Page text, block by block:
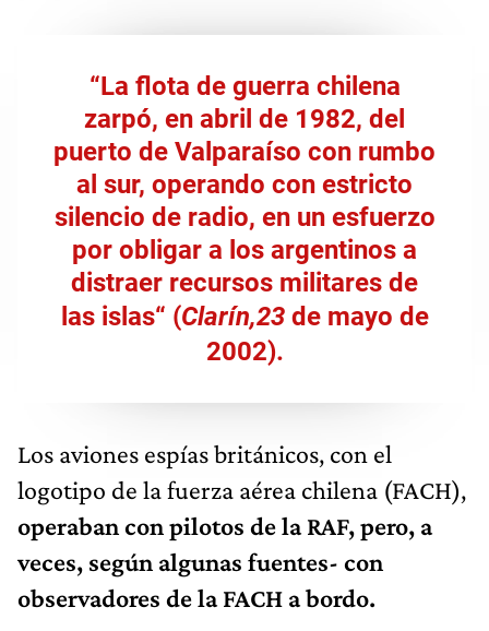
“La flota de guerra chilena
zarpó, en abril de 1982, del
puerto de Valparaíso con rumbo
al sur, operando con estricto
silencio de radio, en un esfuerzo
por obligar a los argentinos a
distraer recursos militares de
las islas“ (Clarín,23de mayo de
2002).
Los aviones espías británicos, con el
logotipo de la fuerza aérea chilena (FACH),
operaban con pilotos de la RAF, pero, a
veces, según algunas fuentes- con
observadores de la FACH a bordo.